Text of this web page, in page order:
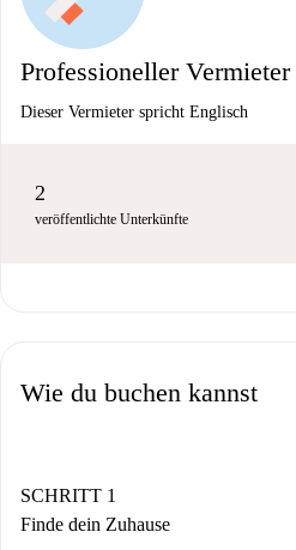
Professioneller Vermieter
Dieser Vermieter spricht Englisch
2
veröffentlichte Unterkünfte
Wie du buchen kannst
SCHRITT 1
Finde dein Zuhause